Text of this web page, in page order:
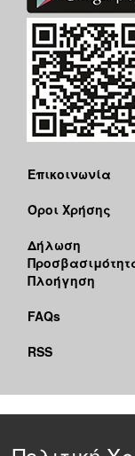
Επικοινωνία
Όροι Χρήσης
Δήλωση
Πλοήγηση
FAQs
RSS